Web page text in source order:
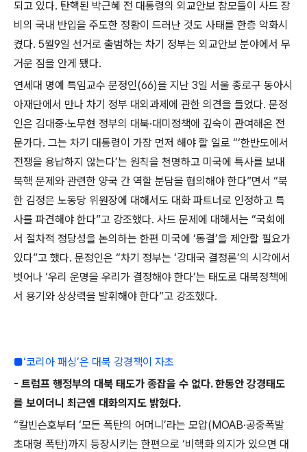
되고 있다. 탄핵된 박근혜 전 대통령의 외교안보 참모들이 사드 장
비의 국내 반입을 주도한 정황이 드러난 것도 사태를 한층 악화시
켰다. 5월9일 선거로 출범하는 차기 정부는 외교안보 분야에서 무
거운 짐을 안게 됐다.
연세대 명예 특임교수 문정인(66)을 지난 3일 서울 종로구 동아시
아재단에서 만나 차기 정부 대외과제에 관한 의견을 들었다. 문정
인은 김대중·노무현 정부의 대북·대미정책에 깊숙이 관여해온 전
문가다. 그는 차기 대통령이 가장 먼저 해야 할 일로 “‘한반도에서
전쟁을 용납하지 않는다’는 원칙을 천명하고 미국에 특사를 보내
북핵 문제와 관련한 양국 간 역할 분담을 협의해야 한다”면서 “북
한 김정은 노동당 위원장에 대해서도 대화 파트너로 인정하고 특
사를 파견해야 한다”고 강조했다. 사드 문제에 대해서는 “국회에
서 절차적 정당성을 논의하는 한편 미국에 ‘동결’을 제안할 필요가
있다”고 했다. 문정인은 “차기 정부는 ‘강대국 결정론’의 시각에서
벗어나 ‘우리 운명을 우리가 결정해야 한다’는 태도로 대북정책에
서 용기와 상상력을 발휘해야 한다”고 강조했다.
■‘코리아 패싱’은 대북 강경책이 자초
- 트럼프 행정부의 대북 태도가 종잡을 수 없다. 한동안 강경태도
를 보이더니 최근엔 대화의지도 밝혔다.
“칼빈슨호부터 ‘모든 폭탄의 어머니’라는 모압(MOAB·공중폭발
초대형 폭탄)까지 등장시키는 한편으로 ‘비핵화 의지가 있으면 대